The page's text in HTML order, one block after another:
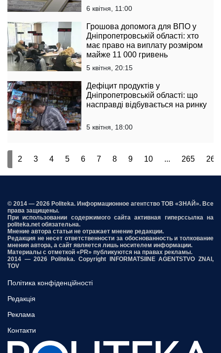
6 квітня, 11:00
Грошова допомога для ВПО у
Дніпропетровській області: хто
має право на виплату розміром
майже 11 000 гривень
5 квітня, 20:15
Дефіцит продуктів у
Дніпропетровській області: що
насправді відбувається на ринку
5 квітня, 18:00
2 3 4 5 6 7 8 9 10 ... 265 266
© 2014 — 2026 Politeka. Информационное агентство ТОВ «ЗНАЙ». Все
права защищены.
При использовании содержимого сайта активная гиперссылка на
politeka.net обязательна.
Мнение автора статьи не отражает мнение редакции.
Редакция не несет ответственности за обоснованность и толкование
мнения автора, а сайт является лишь носителем информации.
Материалы с отметкой «PR» публикуются на правах рекламы.
2014 — 2026 Politeka. Copyright INFORMATSIINE AGENTSTVO ZNAI,
TOV
Політика конфіденційності
Редакція
Реклама
Контакти